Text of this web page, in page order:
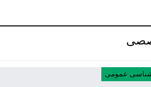
عمومی